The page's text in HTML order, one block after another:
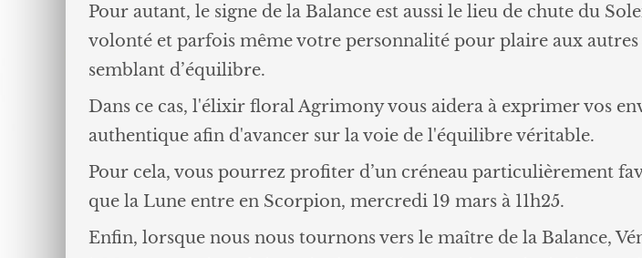
Pour autant, le signe de la Balance est aussi le lieu de chute du
volonté et parfois même votre personnalité pour plaire aux
semblant d’équilibre.
Dans ce cas, l'élixir floral Agrimony vous aidera à exprimer vos
authentique afin d'avancer sur la voie de l'équilibre véritable.
Pour cela, vous pourrez profiter d’un créneau particulièrement
que la Lune entre en Scorpion, mercredi 19 mars à 11h25.
Enfin, lorsque nous nous tournons vers le maître de la Balance,